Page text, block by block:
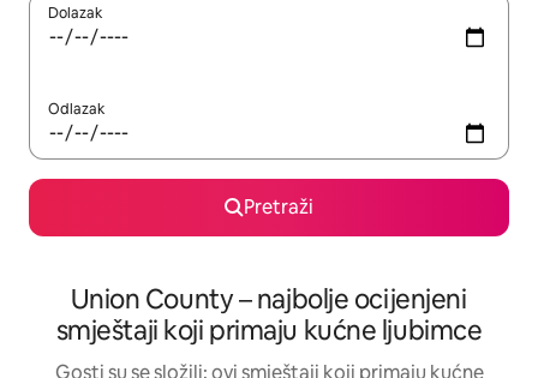
Dolazak
Odlazak
Pretraži
Union County – najbolje ocijenjeni
smještaji koji primaju kućne ljubimce
Gosti su se složili: ovi smještaji koji primaju kućne